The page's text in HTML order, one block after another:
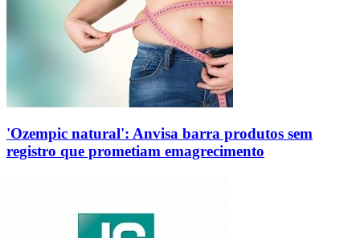
'Ozempic natural': Anvisa barra produtos sem
registro que prometiam emagrecimento